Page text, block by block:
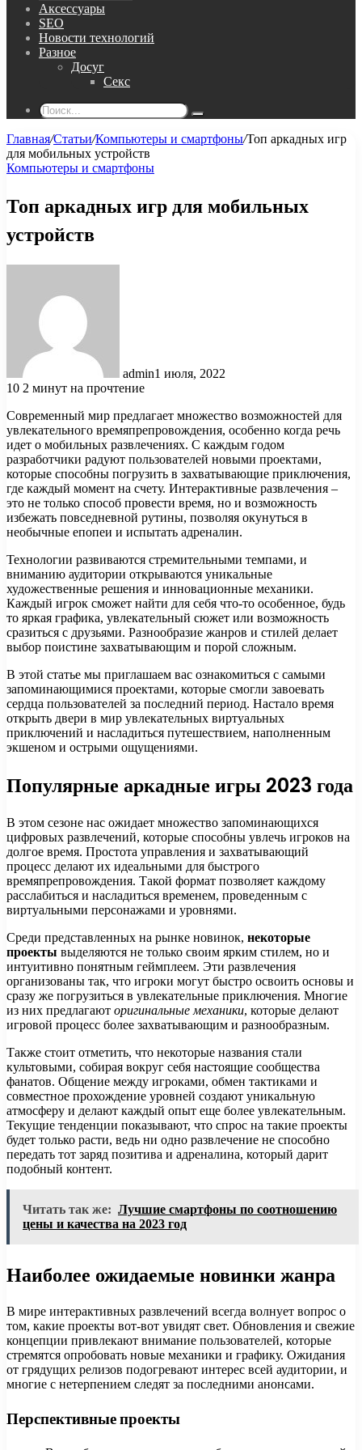
Аксессуары
SEO
Новости технологий
Разное
Досуг
Секс
Поиск...
Главная/Статьи/Компьютеры и смартфоны/Топ аркадных игр
для мобильных устройств
Компьютеры и смартфоны
Топ аркадных игр для мобильных
устройств
admin1 июля, 2022
10 2 минут на прочтение
Современный мир предлагает множество возможностей для
увлекательного времяпрепровождения, особенно когда речь
идет о мобильных развлечениях. С каждым годом
разработчики радуют пользователей новыми проектами,
которые способны погрузить в захватывающие приключения,
где каждый момент на счету. Интерактивные развлечения –
это не только способ провести время, но и возможность
избежать повседневной рутины, позволяя окунуться в
необычные епопеи и испытать адреналин.
Технологии развиваются стремительными темпами, и
вниманию аудитории открываются уникальные
художественные решения и инновационные механики.
Каждый игрок сможет найти для себя что-то особенное, будь
то яркая графика, увлекательный сюжет или возможность
сразиться с друзьями. Разнообразие жанров и стилей делает
выбор поистине захватывающим и порой сложным.
В этой статье мы приглашаем вас ознакомиться с самыми
запоминающимися проектами, которые смогли завоевать
сердца пользователей за последний период. Настало время
открыть двери в мир увлекательных виртуальных
приключений и насладиться путешествием, наполненным
экшеном и острыми ощущениями.
Популярные аркадные игры 2023 года
В этом сезоне нас ожидает множество запоминающихся
цифровых развлечений, которые способны увлечь игроков на
долгое время. Простота управления и захватывающий
процесс делают их идеальными для быстрого
времяпрепровождения. Такой формат позволяет каждому
расслабиться и насладиться временем, проведенным с
виртуальными персонажами и уровнями.
Среди представленных на рынке новинок, некоторые
проекты выделяются не только своим ярким стилем, но и
интуитивно понятным геймплеем. Эти развлечения
организованы так, что игроки могут быстро освоить основы и
сразу же погрузиться в увлекательные приключения. Многие
из них предлагают оригинальные механики, которые делают
игровой процесс более захватывающим и разнообразным.
Также стоит отметить, что некоторые названия стали
культовыми, собирая вокруг себя настоящие сообщества
фанатов. Общение между игроками, обмен тактиками и
совместное прохождение уровней создают уникальную
атмосферу и делают каждый опыт еще более увлекательным.
Текущие тенденции показывают, что спрос на такие проекты
будет только расти, ведь ни одно развлечение не способно
передать тот заряд позитива и адреналина, который дарит
подобный контент.
Читать так же: Лучшие смартфоны по соотношению
цены и качества на 2023 год
Наиболее ожидаемые новинки жанра
В мире интерактивных развлечений всегда волнует вопрос о
том, какие проекты вот-вот увидят свет. Обновления и свежие
концепции привлекают внимание пользователей, которые
стремятся опробовать новые механики и графику. Ожидания
от грядущих релизов подогревают интерес всей аудитории, и
многие с нетерпением следят за последними анонсами.
Перспективные проекты